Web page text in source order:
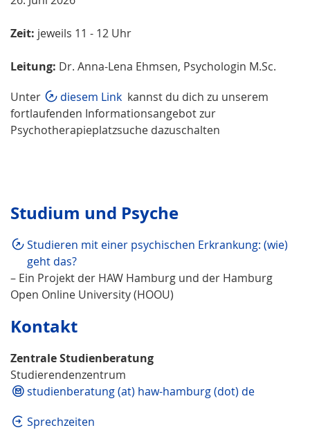
Zeit: jeweils 11 - 12 Uhr
Leitung: Dr. Anna-Lena Ehmsen, Psychologin M.Sc.
Unter
diesem Link kannst du dich zu unserem
fortlaufenden Informationsangebot zur
Psychotherapieplatzsuche dazuschalten
Studium und Psyche
Studieren mit einer psychischen Erkrankung: (wie)
geht das?
– Ein Projekt der HAW Hamburg und der Hamburg
Open Online University (HOOU)
Kontakt
Zentrale Studienberatung
Studierendenzentrum
studienberatung (at) haw-hamburg (dot) de
Sprechzeiten